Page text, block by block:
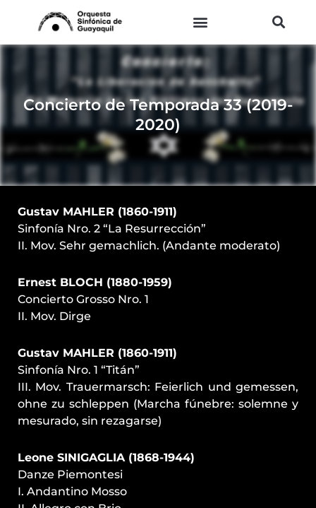
contenido
Concierto de Temporada 33 (2019-
2020)
Gustav MAHLER (1860-1911)
Sinfonía Nro. 2 “La Resurrección”
II. Mov. Sehr gemachlich. (Andante moderato)
Ernest BLOCH (1880-1959)
Concierto Grosso Nro. 1
II. Mov. Dirge
Gustav MAHLER (1860-1911)
Sinfonía Nro. 1 “Titán”
III. Mov. Trauermarsch: Feierlich und gemessen,
ohne zu schleppen (Marcha fúnebre: solemne y
mesurado, sin rezagarse)
Leone SINIGAGLIA (1868-1944)
Danze Piemontesi
I. Andantino Mosso